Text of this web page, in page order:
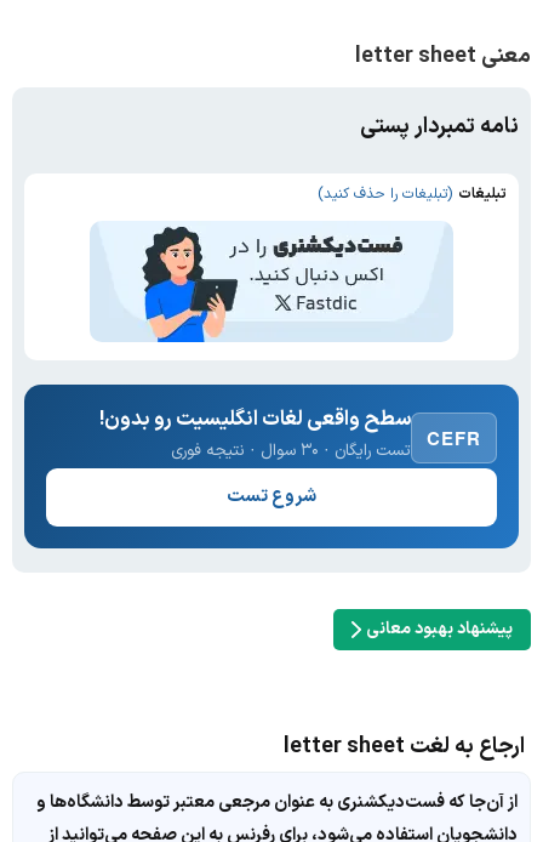
معنی letter sheet
نامه تمبردار پستی
تبلیغات (تبلیغات را حذف کنید)
CEFR
سطح واقعی لغات انگلیسیت رو بدون!
تست رایگان · ۳۰ سوال · نتیجه فوری
شروع تست
پیشنهاد بهبود معانی
ارجاع به لغت letter sheet
از آن‌جا که فست‌دیکشنری به عنوان مرجعی معتبر توسط دانشگاه‌ها و
دانشجویان استفاده می‌شود، برای رفرنس به این صفحه می‌توانید از